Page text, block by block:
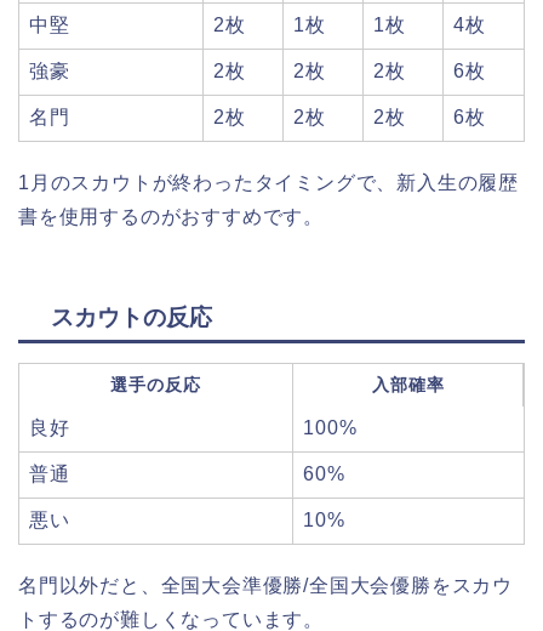
中堅 2枚 1枚 1枚 4枚
強豪 2枚 2枚 2枚 6枚
名門 2枚 2枚 2枚 6枚
1月のスカウトが終わったタイミングで、新入生の履歴
書を使用するのがおすすめです。
スカウトの反応
選手の反応 入部確率
良好 100%
普通 60%
悪い 10%
名門以外だと、全国大会準優勝/全国大会優勝をスカウ
トするのが難しくなっています。